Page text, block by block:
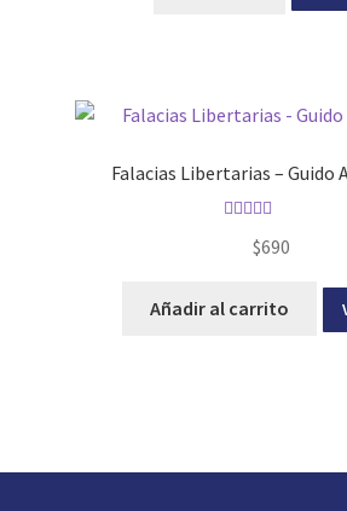
Falacias Libertarias – Guido
5.00 de 5
$690
Añadir al carrito